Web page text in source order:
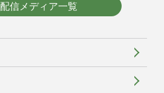
配信メディア一覧